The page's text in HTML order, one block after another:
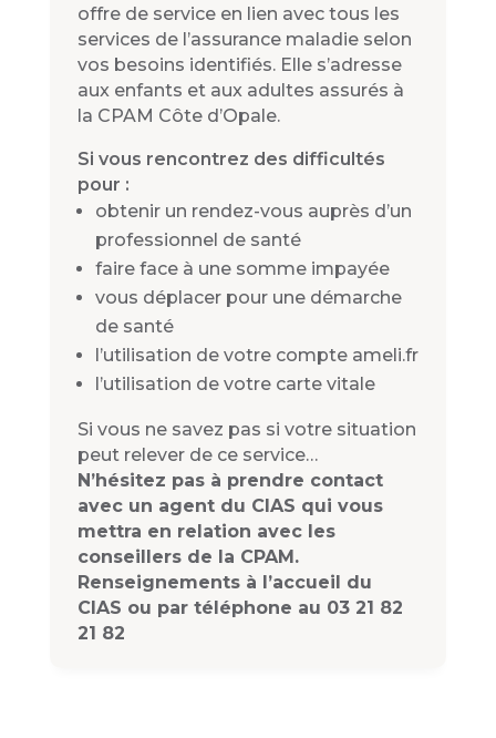
offre de service en lien avec tous les
services de l’assurance maladie selon
vos besoins identifiés. Elle s’adresse
aux enfants et aux adultes assurés à
la CPAM Côte d’Opale.
Si vous rencontrez des difficultés
pour :
obtenir un rendez-vous auprès d’un
professionnel de santé
faire face à une somme impayée
vous déplacer pour une démarche
de santé
l’utilisation de votre compte ameli.fr
l’utilisation de votre carte vitale
Si vous ne savez pas si votre situation
peut relever de ce service…
N’hésitez pas à prendre contact
avec un agent du CIAS qui vous
mettra en relation avec les
conseillers de la CPAM.
Renseignements à l’accueil du
CIAS ou par téléphone au 03 21 82
21 82